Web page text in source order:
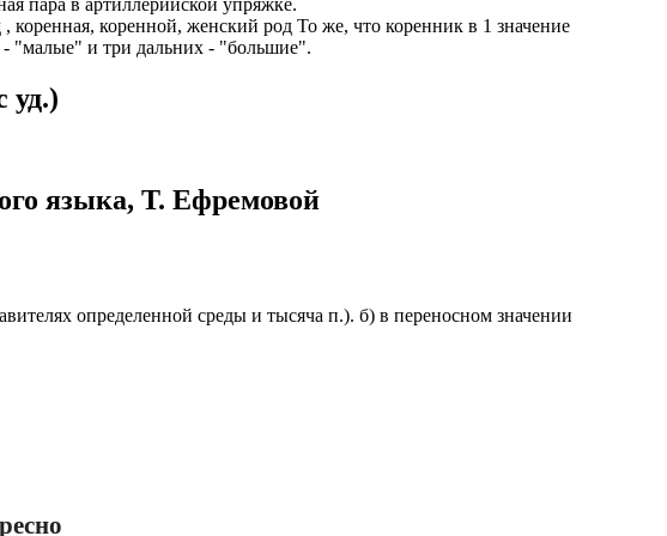
заказываем
границы, встреча
РЕГИОНА РФ!
страны в нашем профиле.
как выгодно пользоваться
плату.
представитель,
Райффайзенбанк,
пара в артиллерийской упряжке.
коренной, женский род То же, что коренник в 1 значение
- "малые" и три дальних - "большие".
уд.)
языка, Т. Ефремовой
определенной среды и тысяча п.). б) в переносном значении